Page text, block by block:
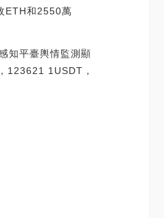
ETH和2550萬
知平臺輿情監測顯
123621 1USDT，